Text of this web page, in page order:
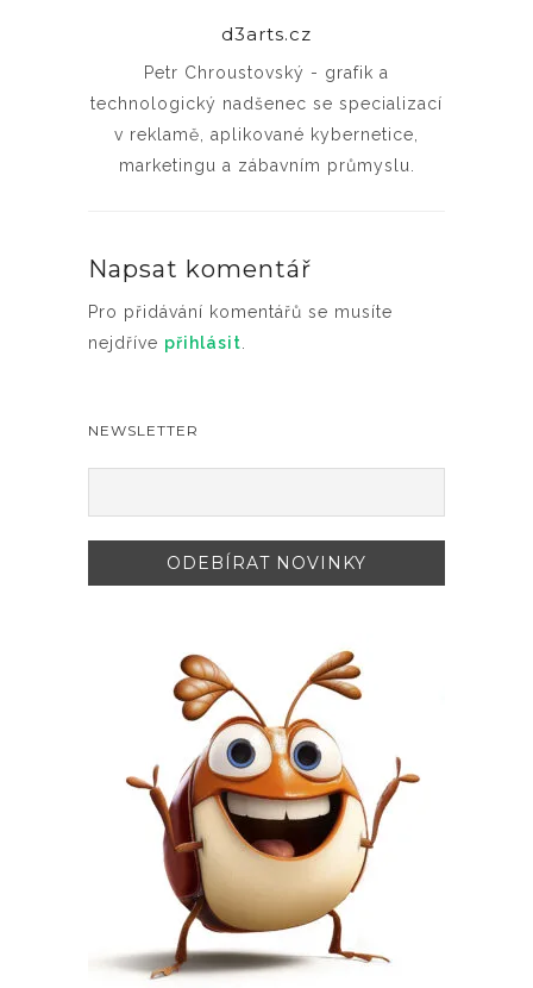
d3arts.cz
Petr Chroustovský - grafik a
technologický nadšenec se specializací
v reklamě, aplikované kybernetice,
marketingu a zábavním průmyslu.
Napsat komentář
Pro přidávání komentářů se musíte
nejdříve přihlásit.
NEWSLETTER